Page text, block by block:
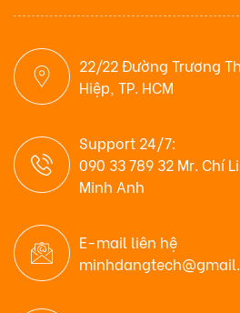
22/22 Đường Trương
Hiệp, TP. HCM
Support 24/7:
090 33 789 32 Mr. Chí
Minh Anh
E-mail liên hệ